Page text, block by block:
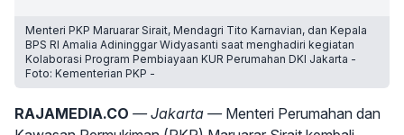
Menteri PKP Maruarar Sirait, Mendagri Tito Karnavian, dan Kepala
BPS RI Amalia Adininggar Widyasanti saat menghadiri kegiatan
Kolaborasi Program Pembiayaan KUR Perumahan DKI Jakarta -
Foto: Kementerian PKP -
RAJAMEDIA.CO — Jakarta — Menteri Perumahan dan